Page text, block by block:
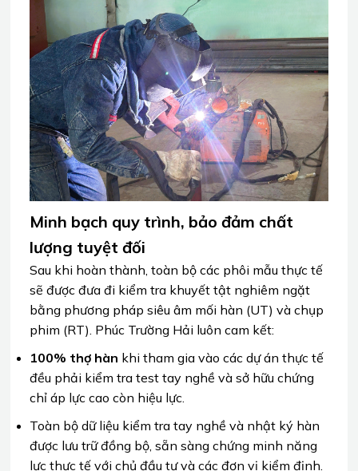
Minh bạch quy trình, bảo đảm chất
lượng tuyệt đối
Sau khi hoàn thành, toàn bộ các phôi mẫu thực tế
sẽ được đưa đi kiểm tra khuyết tật nghiêm ngặt
bằng phương pháp siêu âm mối hàn (UT) và chụp
phim (RT). Phúc Trường Hải luôn cam kết:
100% thợ hàn khi tham gia vào các dự án thực tế
đều phải kiểm tra test tay nghề và sở hữu chứng
chỉ áp lực cao còn hiệu lực.
Toàn bộ dữ liệu kiểm tra tay nghề và nhật ký hàn
được lưu trữ đồng bộ, sẵn sàng chứng minh năng
lực thực tế với chủ đầu tư và các đơn vị kiểm định.